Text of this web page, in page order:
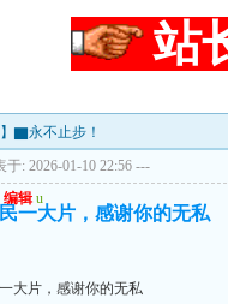
站
▇永不止步！
于: 2026-01-10 22:56 ---
编辑 u
一大片，感谢你的无私
大片，感谢你的无私